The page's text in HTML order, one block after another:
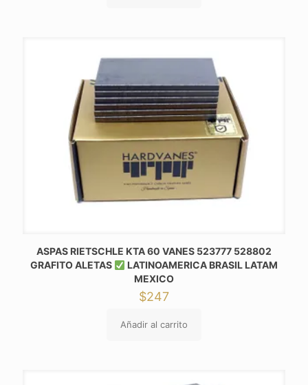
ASPAS RIETSCHLE KTA 60 VANES 523777 528802
GRAFITO ALETAS
LATINOAMERICA BRASIL LATAM
MEXICO
$247
Añadir al carrito